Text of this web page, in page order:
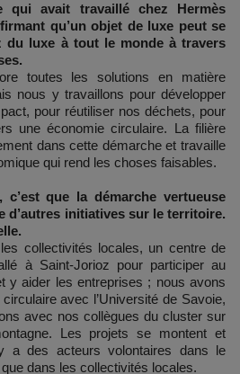
avait travaillé chez Hermès
qu’un objet de luxe peut se
du luxe à tout le monde à travers
toutes les solutions en matière
nous y travaillons pour développer
pour réutiliser nos déchets, pour
une économie circulaire. La filière
dans cette démarche et travaille
qui rend les choses faisables.
que la démarche vertueuse
d’autres initiatives sur le territoire.
collectivités locales, un centre de
à Saint-Jorioz pour participer au
y aider les entreprises ; nous avons
avec l’Université de Savoie,
avec nos collègues du cluster sur
Les projets se montent et
a des acteurs volontaires dans le
dans les collectivités locales.